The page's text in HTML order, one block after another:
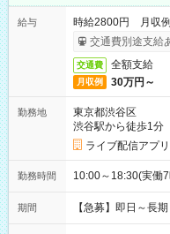
給与
時給2800円 月収
交通費別途支給
交通費 全額支給
月収例 30万円～
勤務地
東京都渋谷区
渋谷駅から徒歩1分
ライブ配信アプ
勤務時間 10:00～18:30(実
期間 【急募】即日～長